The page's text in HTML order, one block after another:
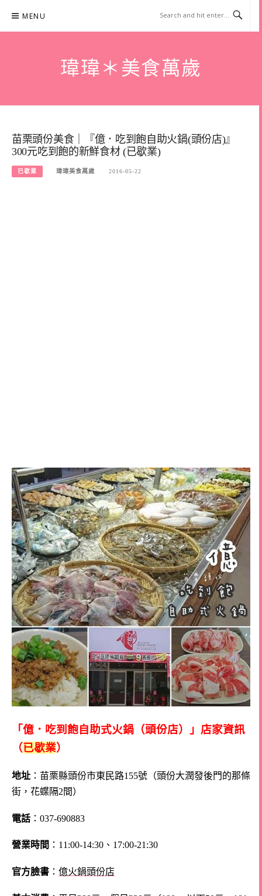
content
MENU
瑋瑋＊美食萬歲
苗栗頭份美食｜『億．吃到飽自助火鍋(頭份店)』
300元吃到飽的新鮮食材 (已歇業)
已歇業 瑋瑋美食萬歲 2016-05-22
「億．吃到飽自助式火鍋（頭份店）」店家資訊
（已歇業）
地址 ：苗栗縣頭份市東民路155號（頭份大潤發後門的那條
街，花蝶隔2間）
電話 ：037-690883
營業時間 ：11:00-14:30、17:00-21:30
官方臉書 ： 億火鍋頭份店